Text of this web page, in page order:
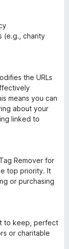
(e.g., charity
the URLs
means you can
about your
linked to
Remover for
top priority. It
or purchasing
to keep, perfect
or charitable